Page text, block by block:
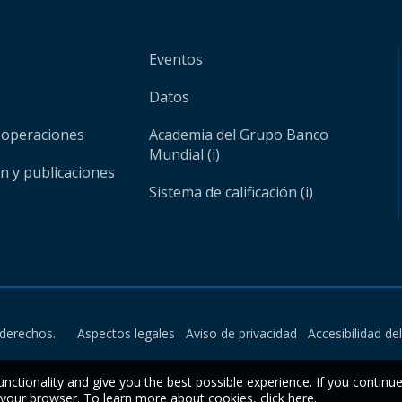
y publicaciones
Eventos
Datos
Academia del Grupo Banco
Mundial (i)
Sistema de calificación (i)
Aspectos legales Aviso de privacidad Accesibilidad
and give you the best possible experience. If you
browser. To learn more about cookies, click here.